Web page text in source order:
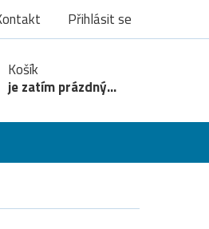
Přihlásit se
Košík
je zatím prázdný...